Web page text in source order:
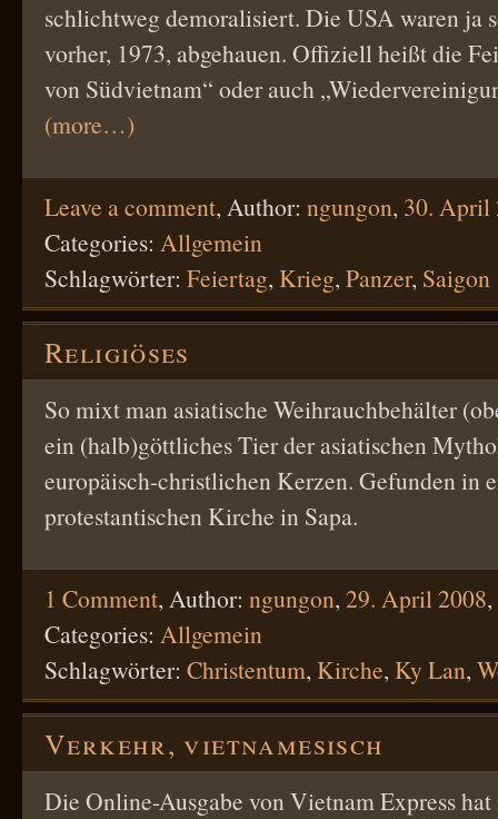
schlichtweg demoralisiert. Die USA waren ja
vorher, 1973, abgehauen. Offiziell heißt die
von Südvietnam“ oder auch
(more…)
Leave a comment, Author: ngungon, 30. April
Categories: Allgemein
Schlagwörter: Feiertag, Krieg, Panzer, Saigon
Religiöses
So mixt man asiatische Weihrauchbehälter
ein (halb)göttliches Tier der asiatischen
europäisch-christlichen Kerzen. Gefunden in
protestantischen Kirche in Sapa.
1 Comment, Author: ngungon, 29. April 2008,
Categories: Allgemein
Schlagwörter: Christentum, Kirche, Ky Lan,
Verkehr, vietnamesisch
Die Online-Ausgabe von Vietnam Express hat